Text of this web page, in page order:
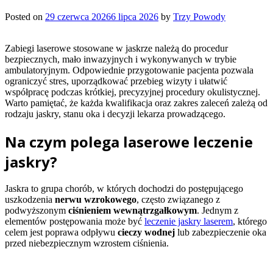
Posted on 29 czerwca 20266 lipca 2026 by Trzy Powody
Zabiegi laserowe stosowane w jaskrze należą do procedur
bezpiecznych, mało inwazyjnych i wykonywanych w trybie
ambulatoryjnym. Odpowiednie przygotowanie pacjenta pozwala
ograniczyć stres, uporządkować przebieg wizyty i ułatwić
współpracę podczas krótkiej, precyzyjnej procedury okulistycznej.
Warto pamiętać, że każda kwalifikacja oraz zakres zaleceń zależą od
rodzaju jaskry, stanu oka i decyzji lekarza prowadzącego.
Na czym polega laserowe leczenie
jaskry?
Jaskra to grupa chorób, w których dochodzi do postępującego
uszkodzenia nerwu wzrokowego, często związanego z
podwyższonym ciśnieniem wewnątrzgałkowym. Jednym z
elementów postępowania może być leczenie jaskry laserem, którego
celem jest poprawa odpływu cieczy wodnej lub zabezpieczenie oka
przed niebezpiecznym wzrostem ciśnienia.